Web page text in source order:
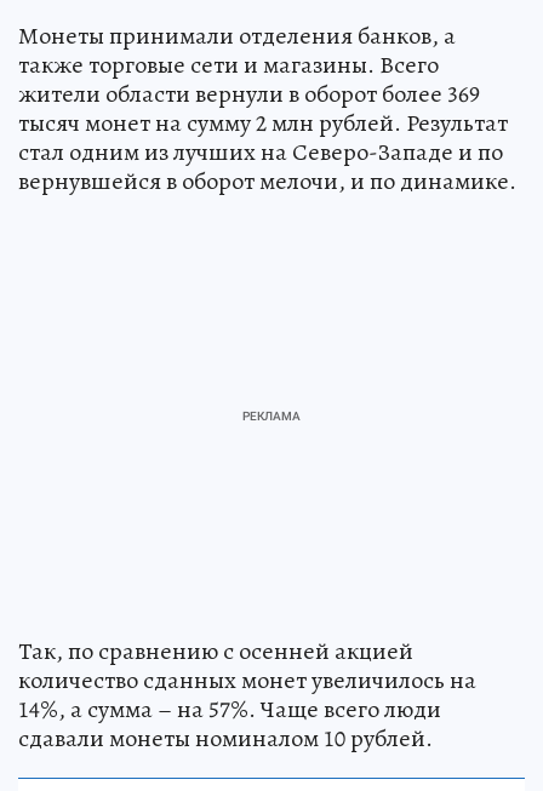
Монеты принимали отделения банков, а
также торговые сети и магазины. Всего
жители области вернули в оборот более 369
тысяч монет на сумму 2 млн рублей. Результат
стал одним из лучших на Северо-Западе и по
вернувшейся в оборот мелочи, и по динамике.
Так, по сравнению с осенней акцией
количество сданных монет увеличилось на
14%, а сумма – на 57%. Чаще всего люди
сдавали монеты номиналом 10 рублей.